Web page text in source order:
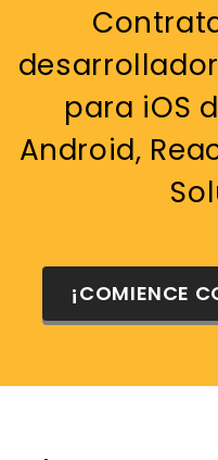
para iOS
Android,
¡COMIENCE